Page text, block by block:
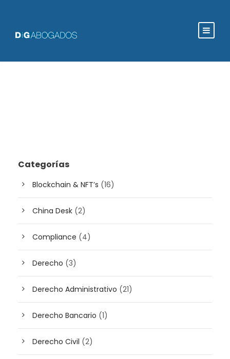
Categorías
Blockchain & NFT’s (16)
China Desk (2)
Compliance (4)
Derecho (3)
Derecho Administrativo (21)
Derecho Bancario (1)
Derecho Civil (2)